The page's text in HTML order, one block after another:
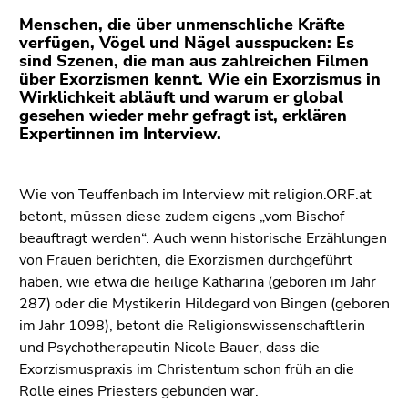
(Zugriffstaste
3)
Zu
den
Zusatzinformationen
(Zugriffstaste
den
Seiteneinstellungen
(Benutzer/Sprache)
(Zugriffstaste
8)
Zur
Suche
(Zugriffstaste
9)
Menschen, die über unmenschliche Kräfte
verfügen, Vögel und Nägel ausspucken: Es
sind Szenen, die man aus zahlreichen Filmen
über Exorzismen kennt. Wie ein Exorzismus in
Wirklichkeit abläuft und warum er global
gesehen wieder mehr gefragt ist, erklären
Expertinnen im Interview.
Wie von Teuffenbach im Interview mit religion.ORF.at
betont, müssen diese zudem eigens „vom Bischof
beauftragt werden“. Auch wenn historische Erzählungen
von Frauen berichten, die Exorzismen durchgeführt
haben, wie etwa die heilige Katharina (geboren im Jahr
287) oder die Mystikerin Hildegard von Bingen (geboren
im Jahr 1098), betont die Religionswissenschaftlerin
und Psychotherapeutin Nicole Bauer, dass die
Exorzismuspraxis im Christentum schon früh an die
Rolle eines Priesters gebunden war.